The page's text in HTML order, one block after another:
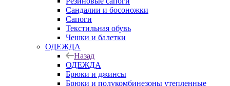
Сандалии и босоножки
Сапоги
Текстильная обувь
Чешки и балетки
ОДЕЖДА
Назад
ОДЕЖДА
Брюки и джинсы
Брюки и полукомбинезоны утепленные